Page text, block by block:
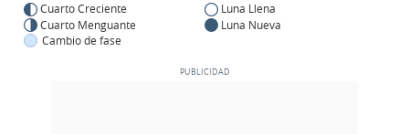
Cuarto Creciente
Luna Llena
Cuarto Menguante
Luna Nueva
Cambio de fase